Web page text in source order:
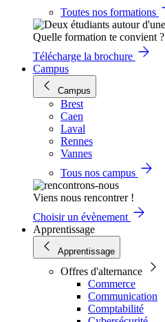
Toutes nos formations
Quelle formation te convient ?
Télécharge la brochure
Campus
Campus
Brest
Caen
Laval
Rennes
Vannes
Tous nos campus
Viens nous rencontrer !
Choisir un évènement
Apprentissage
Apprentissage
Offres d'alternance
Commerce
Communication
Comptabilité